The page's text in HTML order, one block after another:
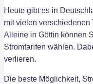
Heute gibt es in
mit vielen verschiedenen
Alleine in Göttin können
Stromtarifen wählen.
verlieren.
Die beste Möglichkeit,